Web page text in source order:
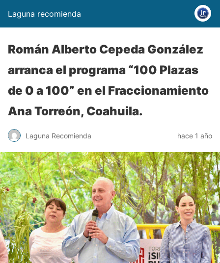
Laguna recomienda
Román Alberto Cepeda González
arranca el programa “100 Plazas
de 0 a 100” en el Fraccionamiento
Ana Torreón, Coahuila.
Laguna Recomienda hace 1 año